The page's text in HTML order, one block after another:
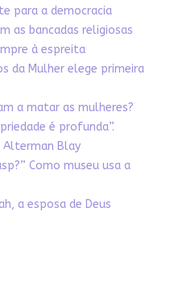
para a democracia
as bancadas religiosas
à espreita
da Mulher elege primeira
a matar as mulheres?
é profunda”.
Alterman Blay
Como museu usa a
a esposa de Deus